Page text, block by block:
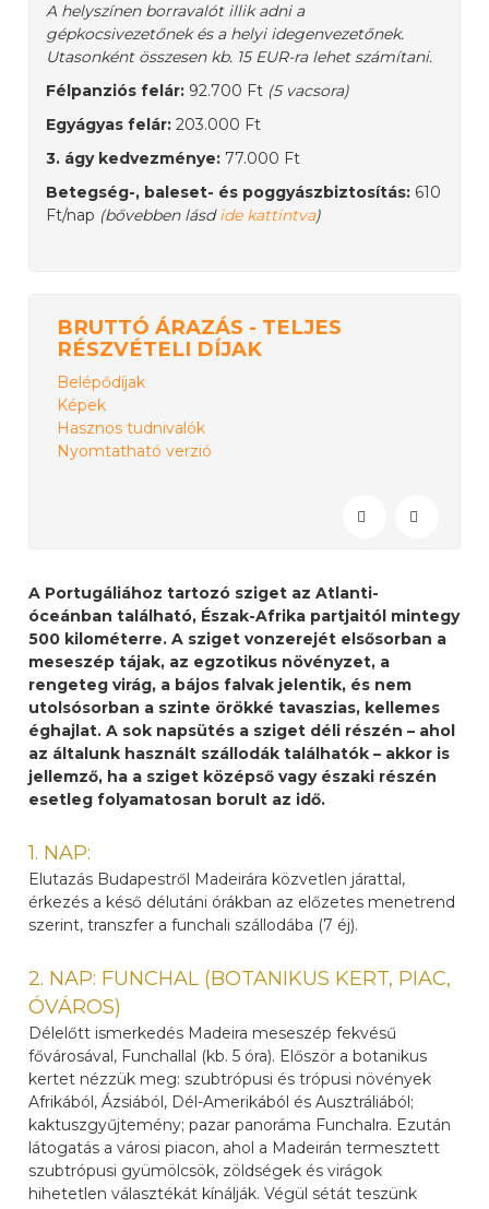
A helyszínen borravalót illik adni a
gépkocsivezetőnek és a helyi idegenvezetőnek.
Utasonként összesen kb. 15 EUR-ra lehet számítani.
Félpanziós felár: 92.700 Ft (5 vacsora)
Egyágyas felár: 203.000 Ft
3. ágy kedvezménye: 77.000 Ft
Betegség-, baleset- és poggyászbiztosítás: 610
Ft/nap (bővebben lásdide kattintva)
BRUTTÓ ÁRAZÁS - TELJES
RÉSZVÉTELI DÍJAK
Belépődíjak
Képek
Hasznos tudnivalók
Nyomtatható verzió
A Portugáliához tartozó sziget az Atlanti-
óceánban található, Észak-Afrika partjaitól mintegy
500 kilométerre. A sziget vonzerejét elsősorban a
meseszép tájak, az egzotikus növényzet, a
rengeteg virág, a bájos falvak jelentik, és nem
utolsósorban a szinte örökké tavaszias, kellemes
éghajlat. A sok napsütés a sziget déli részén – ahol
az általunk használt szállodák találhatók – akkor is
jellemző, ha a sziget középső vagy északi részén
esetleg folyamatosan borult az idő.
1. NAP:
Elutazás Budapestről Madeirára közvetlen járattal,
érkezés a késő délutáni órákban az előzetes menetrend
szerint, transzfer a funchali szállodába (7 éj).
2. NAP: FUNCHAL (BOTANIKUS KERT, PIAC,
ÓVÁROS)
Délelőtt ismerkedés Madeira meseszép fekvésű
fővárosával, Funchallal (kb. 5 óra). Először a botanikus
kertet nézzük meg: szubtrópusi és trópusi növények
Afrikából, Ázsiából, Dél-Amerikából és Ausztráliából;
kaktuszgyűjtemény; pazar panoráma Funchalra. Ezután
látogatás a városi piacon, ahol a Madeirán termesztett
szubtrópusi gyümölcsök, zöldségek és virágok
hihetetlen választékát kínálják. Végül sétát teszünk